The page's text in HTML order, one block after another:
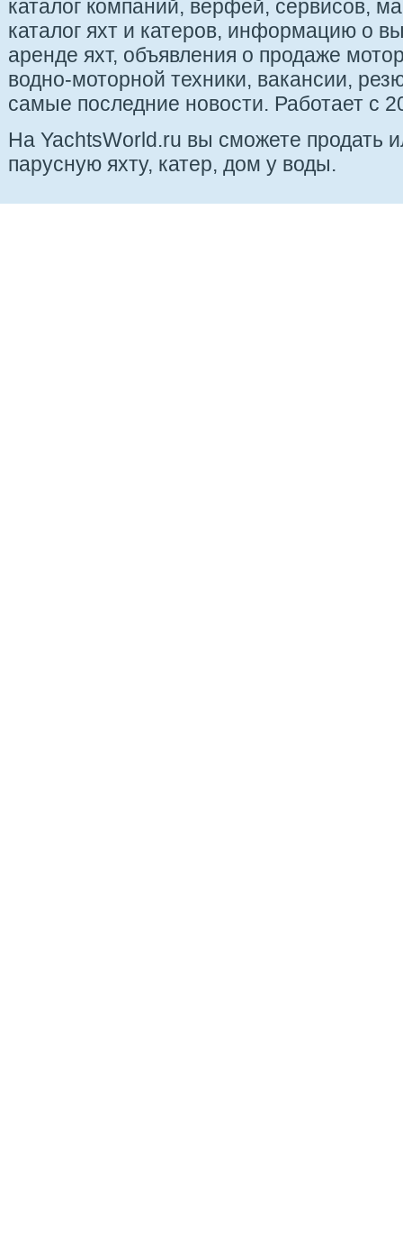
каталог компаний, верфей, сервисов,
каталог яхт и катеров, информацию о
аренде яхт, объявления о продаже
водно-моторной техники, вакансии,
самые последние новости. Работает с
На YachtsWorld.ru вы сможете продать
парусную яхту, катер, дом у воды.